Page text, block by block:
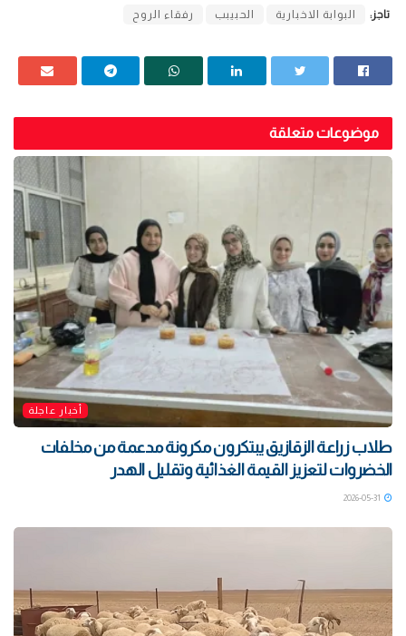
تاجز: البوابة الاخبارية الحبيبب رفقاء الروح
موضوعات متعلقة
أخبار عاجلة
طلاب زراعة الزقازيق يبتكرون مكرونة مدعمة من مخلفات
الخضروات لتعزيز القيمة الغذائية وتقليل الهدر